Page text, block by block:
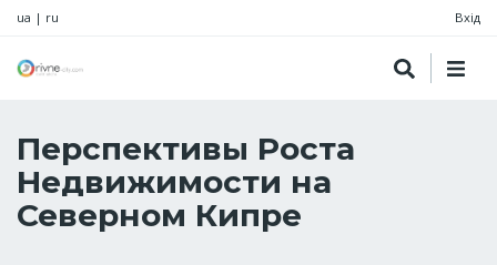
ua | ru Вхід
Перспективы Роста
Недвижимости на
Северном Кипре